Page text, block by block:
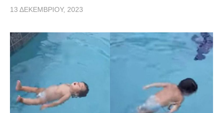
13 ΔΕΚΕΜΒΡΊΟΥ, 2023